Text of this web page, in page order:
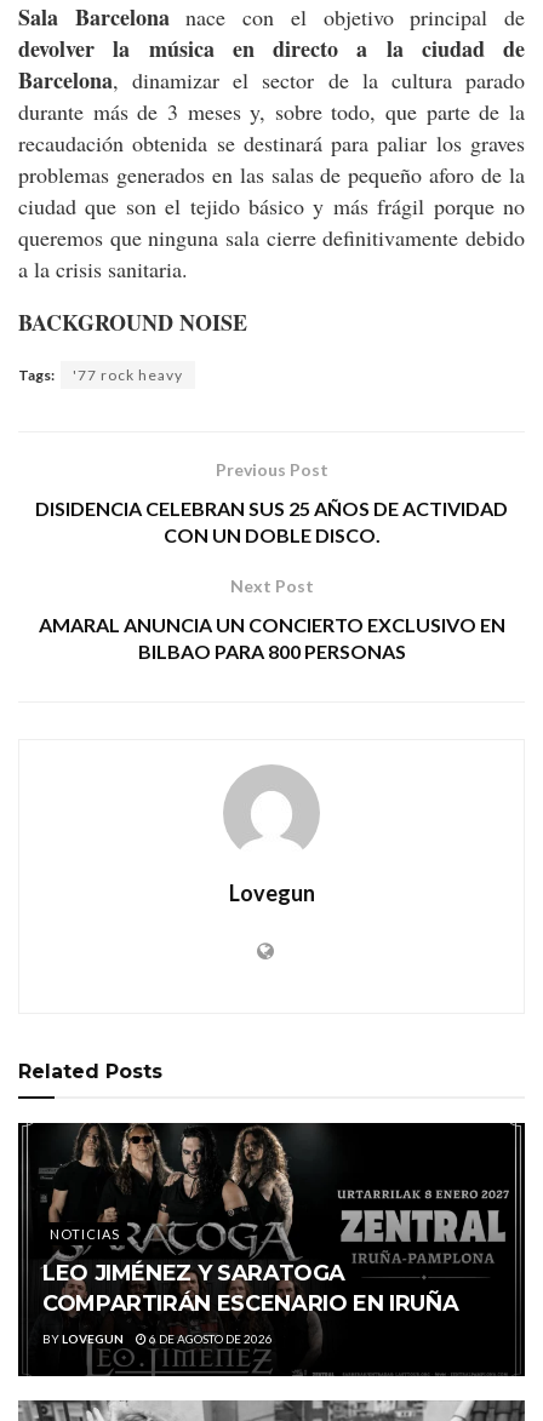
Sala Barcelonanace con el objetivo principal de
devolver la música en directo a la ciudad de
Barcelona, dinamizar el sector de la cultura parado
durante más de 3 meses y, sobre todo, que parte de la
recaudación obtenida se destinará para paliar los graves
problemas generados en las salas de pequeño aforo de la
ciudad que son el tejido básico y más frágil porque no
queremos que ninguna sala cierre definitivamente debido
a la crisis sanitaria.
BACKGROUND NOISE
Tags: '77 rock heavy
Previous Post
DISIDENCIA CELEBRAN SUS 25 AÑOS DE ACTIVIDAD
CON UN DOBLE DISCO.
Next Post
AMARAL ANUNCIA UN CONCIERTO EXCLUSIVO EN
BILBAO PARA 800 PERSONAS
Lovegun
Related Posts
NOTICIAS
LEO JIMÉNEZ Y SARATOGA
COMPARTIRÁN ESCENARIO EN IRUÑA
BYLOVEGUN 6 DE AGOSTO DE 2026